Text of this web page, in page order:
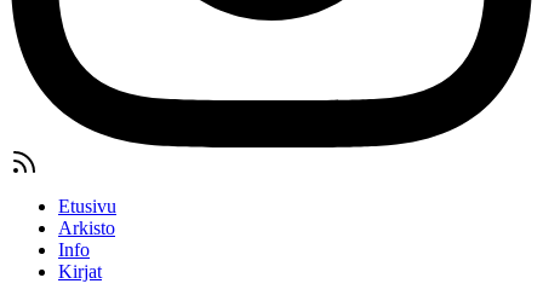
Etusivu
Arkisto
Info
Kirjat